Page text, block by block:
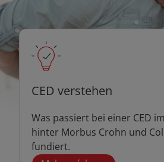
CED verstehen
Was passiert bei einer CED
hinter Morbus Crohn und
fundiert.